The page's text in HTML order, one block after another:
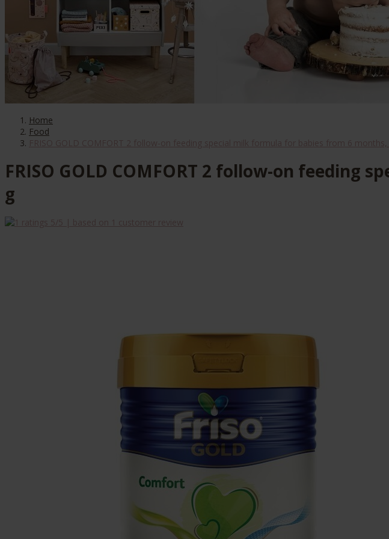
Home
Food
FRISO GOLD COMFORT 2 follow-on
g